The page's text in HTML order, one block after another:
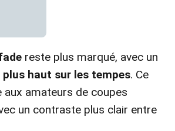
reste plus marqué, avec un
plus haut sur les tempes. Ce
aux amateurs de coupes
un contraste plus clair entre